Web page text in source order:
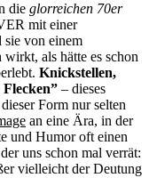
die glorreichen 70er
mit einer
sie von einem
als hätte es schon
Knickstellen,
Flecken” – dieses
Form nur selten
an eine Ära, in der
und Humor oft einen
uns schon mal verrät:
vielleicht der Deutung